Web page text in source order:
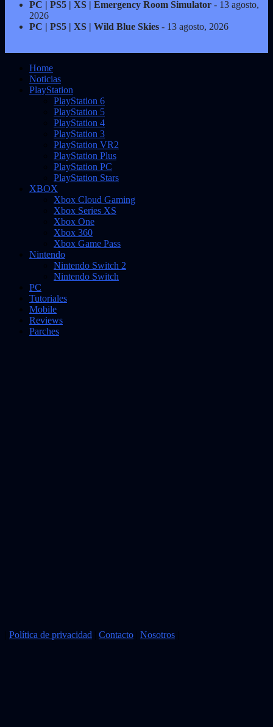
PC | PS5 | XS | Emergency Room Simulator - 13 agosto,
2026
PC | PS5 | XS | Wild Blue Skies - 13 agosto, 2026
Home
Noticias
PlayStation
PlayStation 6
PlayStation 5
PlayStation 4
PlayStation 3
PlayStation VR2
PlayStation Plus
PlayStation PC
PlayStation Stars
XBOX
Xbox Cloud Gaming
Xbox Series XS
Xbox One
Xbox 360
Xbox Game Pass
Nintendo
Nintendo Switch 2
Nintendo Switch
PC
Tutoriales
Mobile
Reviews
Parches
Política de privacidad Contacto Nosotros